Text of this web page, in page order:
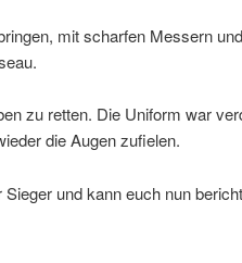
mit scharfen Messern
zu retten. Die Uniform war
die Augen zufielen.
und kann euch nun